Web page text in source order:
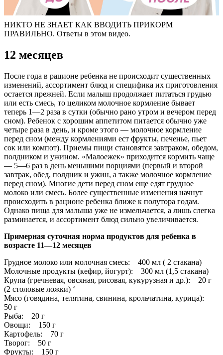
НИКТО НЕ ЗНАЕТ КАК ВВОДИТЬ ПРИКОРМ
ПРАВИЛЬНО. Ответы в этом видео.
12 месяцев
После года в рационе ребенка не происходит существенных
изменений, ассортимент блюд и специфика их приготовления
остается прежней. Если малыш продолжает питаться грудью
или есть смесь, то целиком молочное кормление бывает
теперь 1—2 раза в сутки (обычно рано утром и вечером перед
сном). Ребенок с хорошим аппетитом питается обычно уже
четыре раза в день, и кроме этого — молочное кормление
перед сном (между кормлениями ест фрукты, печенье, пьет
сок или компот). Приемы пищи становятся завтраком, обедом,
полдником и ужином. «Малоежек» приходится кормить чаще
— 5—6 раз в день меньшими порциями (первый и второй
завтрак, обед, полдник и ужин, а также молочное кормление
перед сном). Многие дети перед сном еще едят грудное
молоко или смесь. Более существенные изменения начнут
происходить в рационе ребенка ближе к полутора годам.
Однако пища для малыша уже не измельчается, а лишь слегка
разминается, и ассортимент блюд сильно увеличивается.
Примерная суточная норма продуктов для ребенка в
возрасте 11—12 месяцев
Грудное молоко или молочная смесь: 400 мл ( 2 стакана)
Молочные продукты (кефир, йогурт): 300 мл (1,5 стакана)
Крупа (гречневая, овсяная, рисовая, кукурузная и др.): 20 г
(2 столовые ложки) ‘
Мясо (говядина, телятина, свинина, крольчатина, курица):
50 г
Рыба: 20 г
Овощи: 150 г
Картофель: 70 г
Творог: 50 г
Фрукты: 150 г